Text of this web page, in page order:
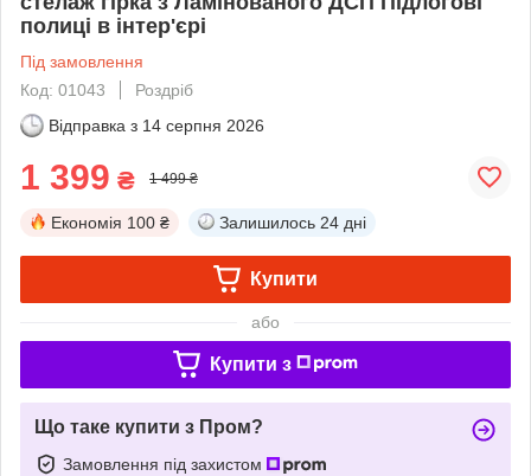
полиці в інтер'єрі
Під замовлення
Код: 01043
Роздріб
Відправка з 14 серпня 2026
1 399 ₴ 1 499 ₴
Економія 100 ₴ Залишилось 24 дні
Купити
або
Купити з
Що таке купити з Пром?
Замовлення під захистом